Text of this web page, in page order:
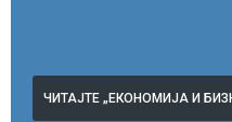
ЧИТАЈТЕ „ЕКОНОМИЈА И